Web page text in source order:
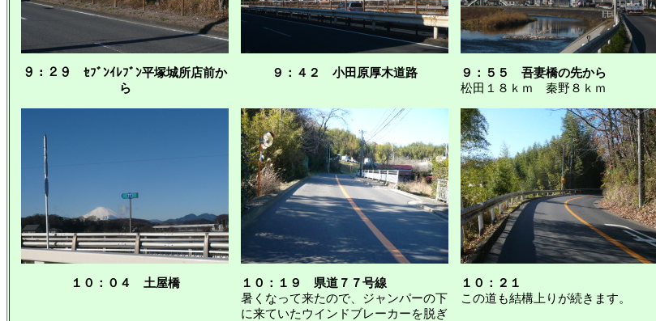
９：２９ ｾﾌﾞﾝｲﾚﾌﾞﾝ平塚城所店前か
ら
９：４２ 小田原厚木道路
９：５５ 吾妻橋の先から
松田１８ｋｍ 秦野８ｋｍ
１０：０４ 土屋橋
１０：１９ 県道７７号線
暑くなって来たので、ジャンパーの下
に来ていたウインドブレーカーを脱ぎ
１０：２１
この道も結構上りが続きます。